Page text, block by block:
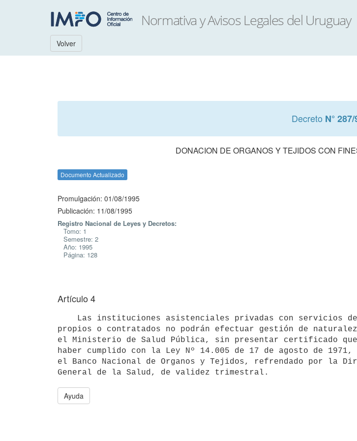
Volver
Decreto N°
DONACION DE ORGANOS Y TEJIDOS CON
Documento Actualizado
Promulgación: 01/08/1995
Publicación: 11/08/1995
Registro Nacional de Leyes y Decretos:
Tomo: 1
Semestre: 2
Año: 1995
Página: 128
Artículo 4
propios o contratados no podrán efectuar gestión de
el Ministerio de Salud Pública, sin presentar certificado
haber cumplido con la Ley Nº 14.005 de 17 de agosto de 1971,
el Banco Nacional de Organos y Tejidos, refrendado por la
Ayuda